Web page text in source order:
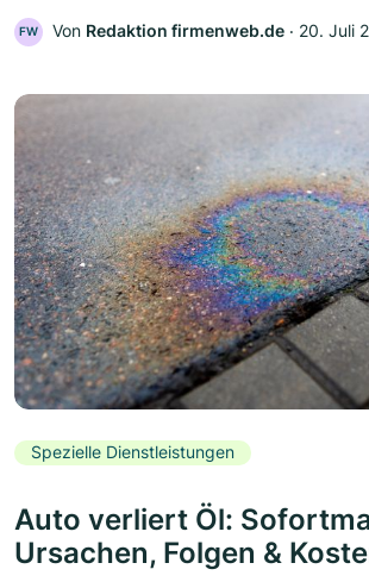
FW Von Redaktion firmenweb.de ‧ 20. Juli
Spezielle Dienstleistungen
Auto verliert Öl:
Ursachen, Folgen &